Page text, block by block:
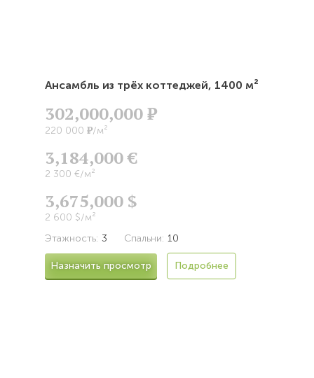
Ансамбль из трёх коттеджей, 1400 м²
302,000,000Р
220 000 Р/м²
3,184,000 €
2 300 €/м²
3,675,000 $
2 600 $/м²
Этажность: 3 Спальни: 10
Назначить просмотр Подробнее